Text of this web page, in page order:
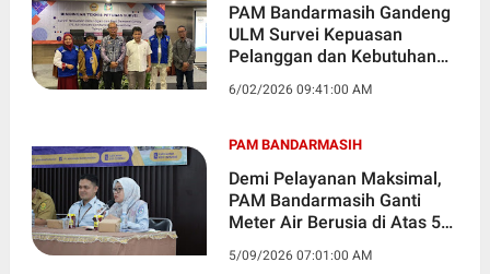
PAM Bandarmasih Gandeng
ULM Survei Kepuasan
Pelanggan dan Kebutuhan
6/02/2026 09:41:00 AM
PAM BANDARMASIH
Demi Pelayanan Maksimal,
PAM Bandarmasih Ganti
Meter Air Berusia di Atas 5
5/09/2026 07:01:00 AM